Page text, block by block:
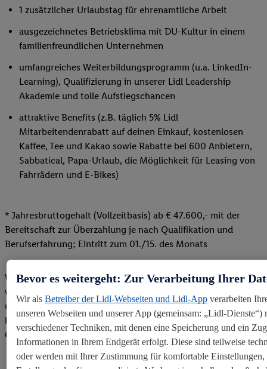
1 zusätzlicher Urlaubstag für ehrenamtliche Arbeit
ausgezeichnetes Betriebsklima mit DU-Kultur in einem
familienfreundlichen Unternehmen
umfangreiches Weiterbildungsprogramm (u.a. LinkedIn-
Learning), Qualifizierung in unserer Lidl Leadership
Akademie und tolle Aufstiegschancen
attraktive Benefits (z.B. täglich 5% Lidl
Mitarbeitendenrabatt auf deinen Einkauf, kostenlosen
Kaffee, Tee und Kakao sowie Rabatte bei 600 Anbietern,
Sabbatical, Papa-Urlaub, die Möglichkeit für Leasing von
Fahrrädern und E-Bikes)
* Jahresbruttogehalt (Vollzeitbasis) ab € 47.600,- mit der
Bereitschaft zur Überzahlung je nach Qualifikation und
Berufserfahrung; Eintritt zum 01./15. des Monats
Wir sehen Diversitätals Chance. Daher schaffen wir ein
wertschätzendes Arbeitsumfeld für alle Mitarbeitenden –
unabhängig von Alter, Herkunft, geschlechtlicher Identität,
körperlichen und geistigen Fähigkeiten, Religion und sexueller
Orientierung.
Bevor es weitergeht: Zur Verarbeitung Ihrer
Wir als Betreiber der Lidl-Webseiten und Lidl-App verarbeiten
unseren Webseiten und unserer App (gemeinsam: „Lidl-Dienste“)
verschiedener Techniken, mit denen eine Speicherung und ein
Informationen in Ihrem Endgerät erfolgt. Diese sind teilweise
oder werden mit Ihrer Zustimmung für komfortable Einstellungen,